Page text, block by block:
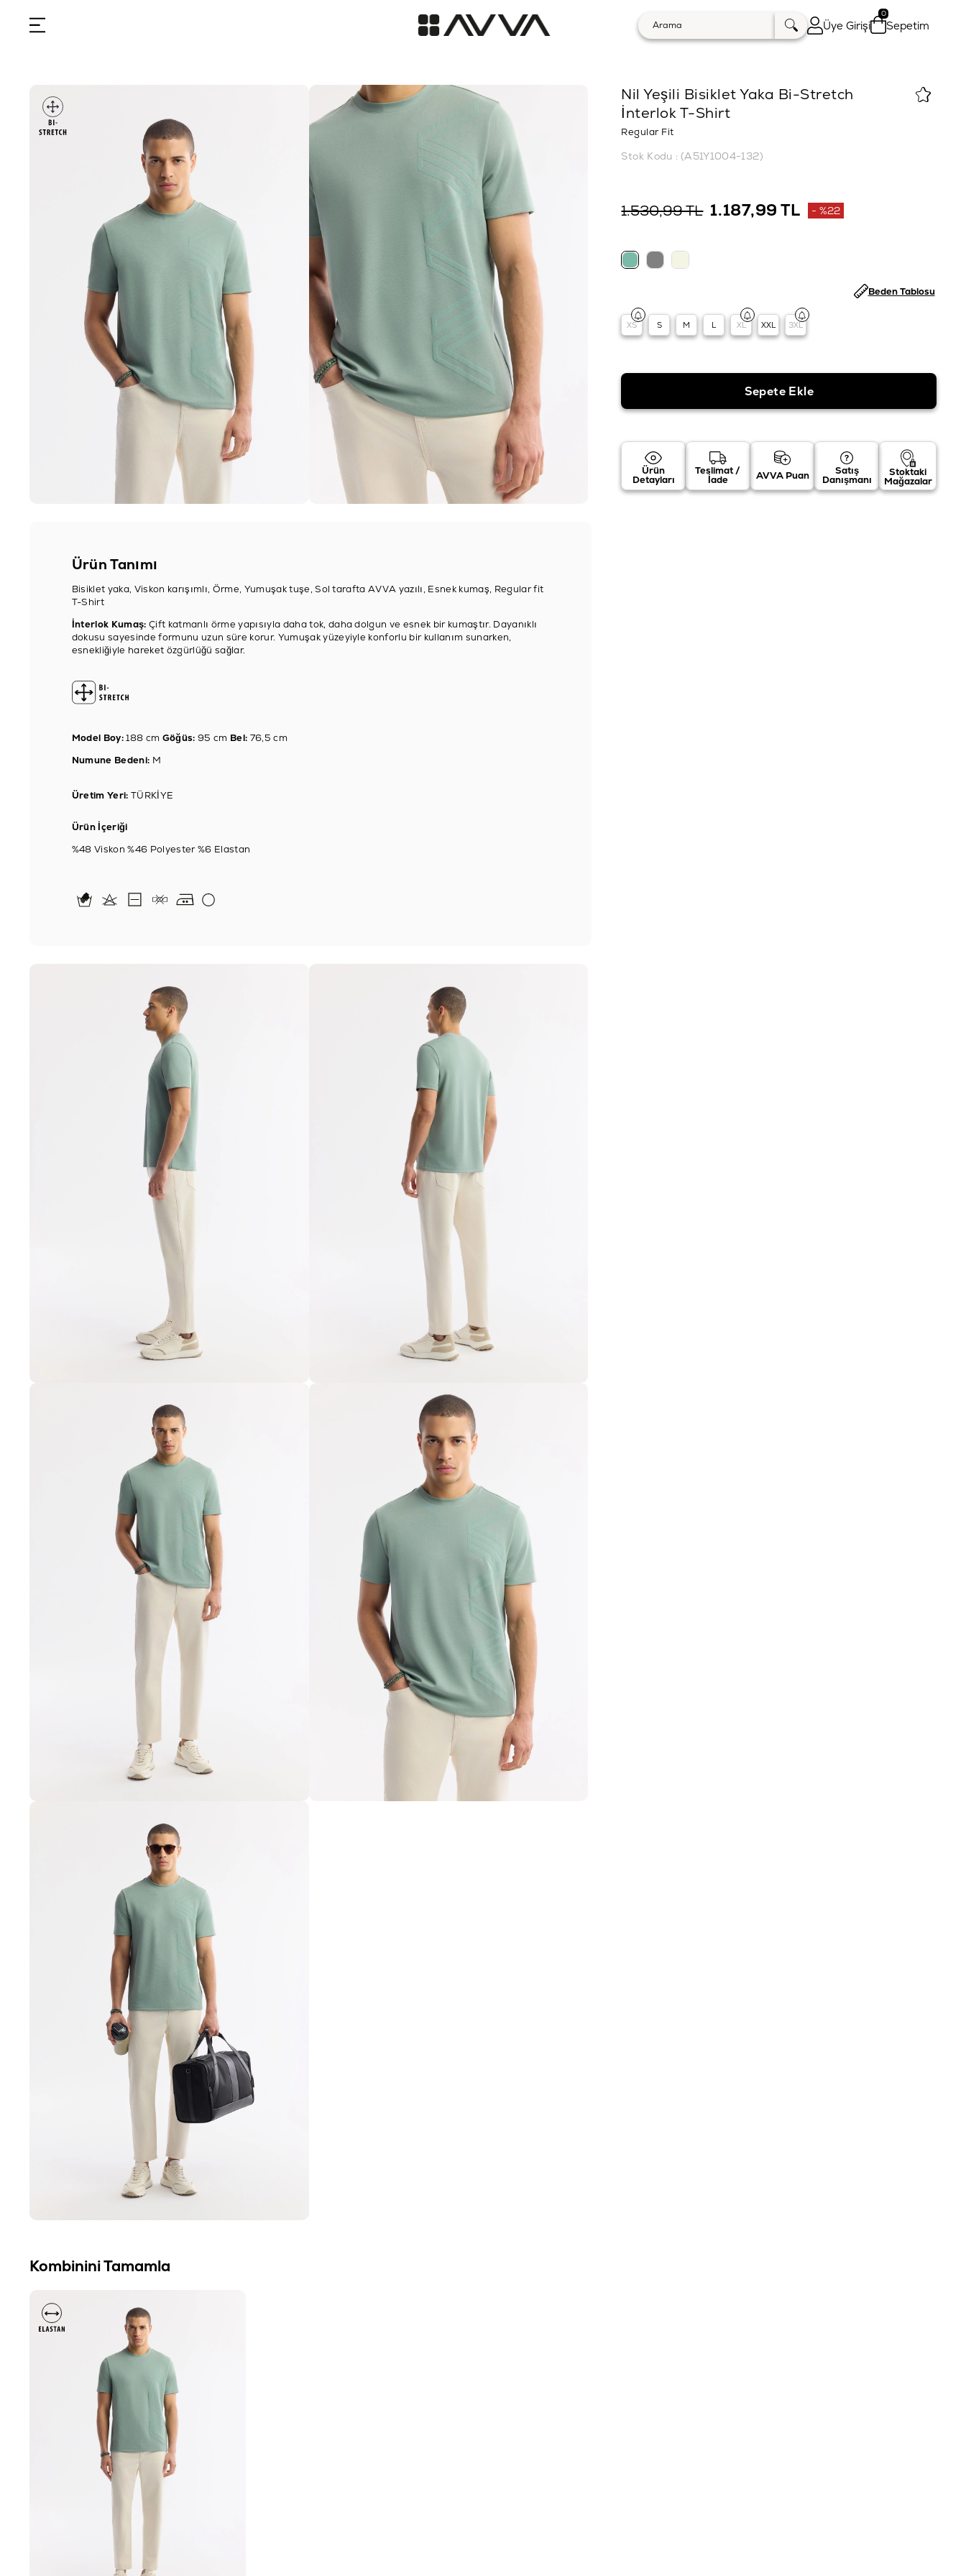
Üye Girişi Sepetim
0
Ürün Tanımı
Bisiklet yaka, Viskon karışımlı, Örme, Yumuşak tuşe, Sol tarafta AVVA yazılı, Esnek kumaş, Regular fit
T-Shirt
İnterlok Kumaş: Çift katmanlı örme yapısıyla daha tok, daha dolgun ve esnek bir kumaştır. Dayanıklı
dokusu sayesinde formunu uzun süre korur. Yumuşak yüzeyiyle konforlu bir kullanım sunarken,
esnekliğiyle hareket özgürlüğü sağlar.
Model Boy:188 cm Göğüs: 95 cm Bel: 76,5 cm
Numune Bedeni: M
Üretim Yeri: TÜRKİYE
Ürün İçeriği
%48 Viskon %46 Polyester %6 Elastan
Nil Yeşili Bisiklet Yaka Bi-Stretch
İnterlok T-Shirt
Regular Fit
Stok Kodu (A51Y1004-132)
1.530,99 TL 1.187,99 TL %22
XS S M L XL XXL 3XL
Beden Tablosu
Ürün
Detayları
Teslimat /
İade AVVA Puan Satış
Danışmanı
Stoktaki
Mağazalar
Kombinini Tamamla